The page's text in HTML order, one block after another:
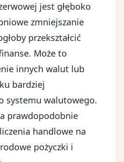
jest głęboko
zmniejszanie
przekształcić
Może to
innych walut lub
bardziej
systemu walutowego.
prawdopodobnie
handlowe na
pożyczki i